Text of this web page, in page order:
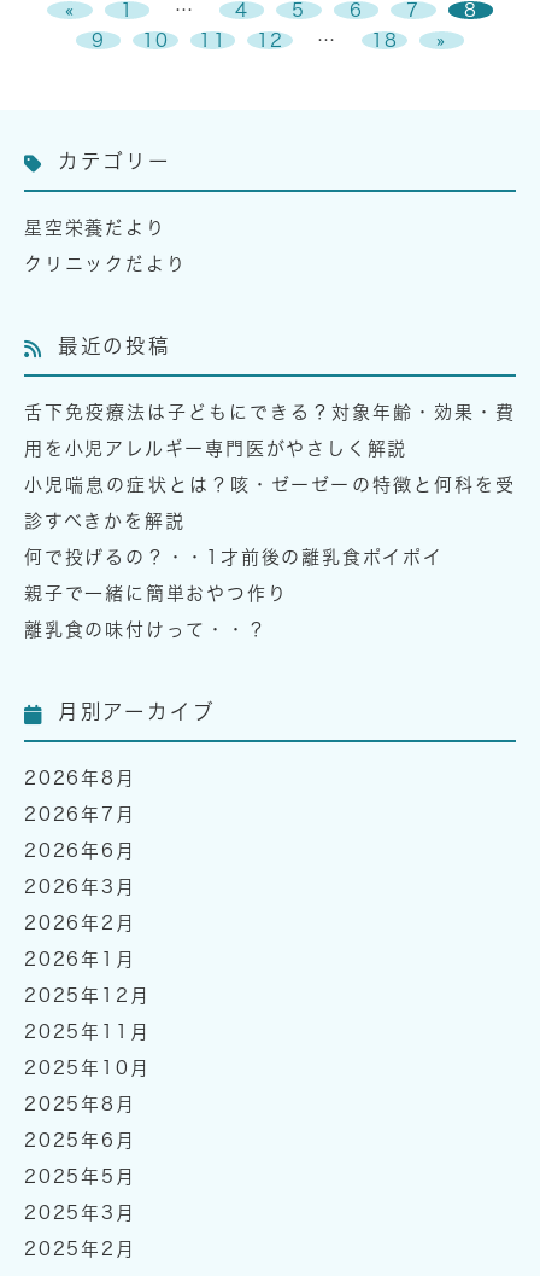
« … 4 5 6 7
8
9
10 12 … 18 »
カテゴリー
星空栄養だより
クリニックだより
最近の投稿
舌下免疫療法は子どもにできる？対象年齢・効果・費
用を小児アレルギー専門医がやさしく解説
小児喘息の症状とは？咳・ゼーゼーの特徴と何科を受
診すべきかを解説
何で投げるの？・・1才前後の離乳食ポイポイ
親子で一緒に簡単おやつ作り
離乳食の味付けって・・？
月別アーカイブ
2026年8月
2026年7月
2026年6月
2026年3月
2026年2月
2026年1月
2025年12月
2025年11月
2025年10月
2025年8月
2025年6月
2025年5月
2025年3月
2025年2月